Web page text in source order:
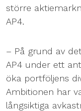
större
AP4.
– På grund av
AP4 under ett
öka portföljens
Ambitionen har
långsiktiga